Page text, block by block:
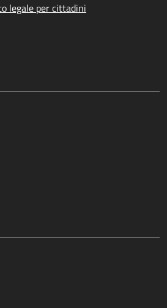
legale per cittadini